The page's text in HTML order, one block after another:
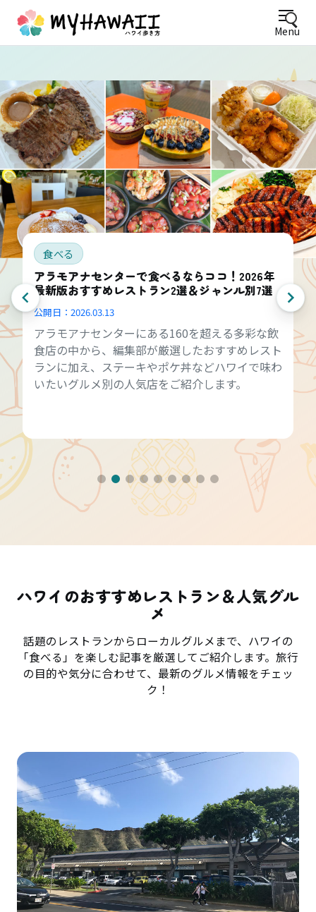
Menu
食べる
アラモアナセンターで食べるならココ！2026年
最新版おすすめレストラン2選＆ジャンル別7選
公開日： 2026.03.13
アラモアナセンターにある160を超える多彩な飲
食店の中から、編集部が厳選したおすすめレスト
ランに加え、ステーキやポケ丼などハワイで味わ
いたいグルメ別の人気店をご紹介します。
ハワイのおすすめレストラン＆人気グル
メ
話題のレストランからローカルグルメまで、ハワイの
「食べる」を楽しむ記事を厳選してご紹介します。旅行
の目的や気分に合わせて、最新のグルメ情報をチェッ
ク！